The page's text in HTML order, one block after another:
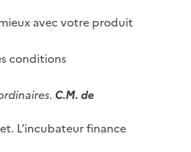
avec votre produit
conditions
C.M. de
L’incubateur finance